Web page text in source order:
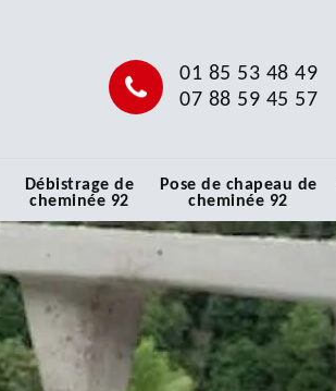
01 85 53 48 49
07 88 59 45 57
Débistrage de
cheminée 92
Pose de chapeau de
cheminée 92